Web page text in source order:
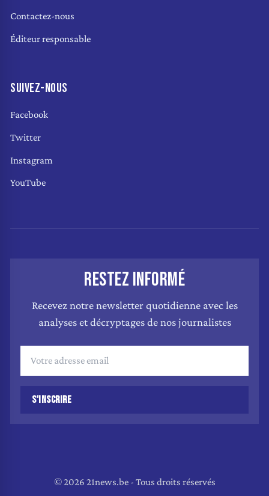
Contactez-nous
Éditeur responsable
SUIVEZ-NOUS
Facebook
Twitter
Instagram
YouTube
RESTEZ INFORMÉ
Recevez notre newsletter quotidienne avec les
analyses et décryptages de nos journalistes
S'INSCRIRE
© 2026 21news.be - Tous droits réservés